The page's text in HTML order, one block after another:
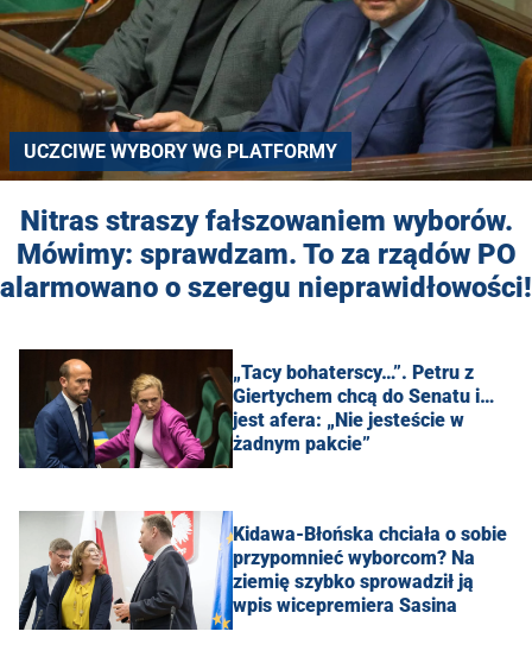
UCZCIWE WYBORY WG PLATFORMY
Nitras straszy fałszowaniem wyborów.
Mówimy: sprawdzam. To za rządów PO
alarmowano o szeregu nieprawidłowości!
„Tacy bohaterscy…”. Petru z
Giertychem chcą do Senatu i…
jest afera: „Nie jesteście w
żadnym pakcie”
Kidawa-Błońska chciała o sobie
przypomnieć wyborcom? Na
ziemię szybko sprowadził ją
wpis wicepremiera Sasina